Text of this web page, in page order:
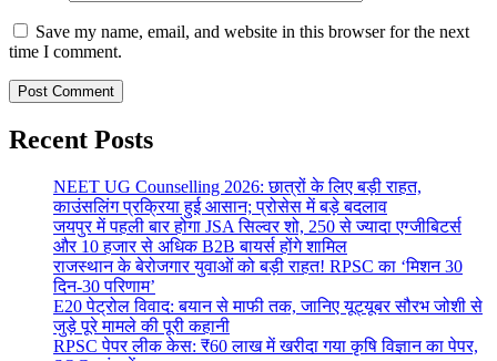
Save my name, email, and website in this browser for the next
time I comment.
Recent Posts
NEET UG Counselling 2026: छात्रों के लिए बड़ी राहत,
काउंसलिंग प्रक्रिया हुई आसान; प्रोसेस में बड़े बदलाव
जयपुर में पहली बार होगा JSA सिल्वर शो, 250 से ज्यादा एग्जीबिटर्स
और 10 हजार से अधिक B2B बायर्स होंगे शामिल
राजस्थान के बेरोजगार युवाओं को बड़ी राहत! RPSC का ‘मिशन 30
दिन-30 परिणाम’
E20 पेट्रोल विवाद: बयान से माफी तक, जानिए यूट्यूबर सौरभ जोशी से
जुड़े पूरे मामले की पूरी कहानी
RPSC पेपर लीक केस: ₹60 लाख में खरीदा गया कृषि विज्ञान का पेपर,